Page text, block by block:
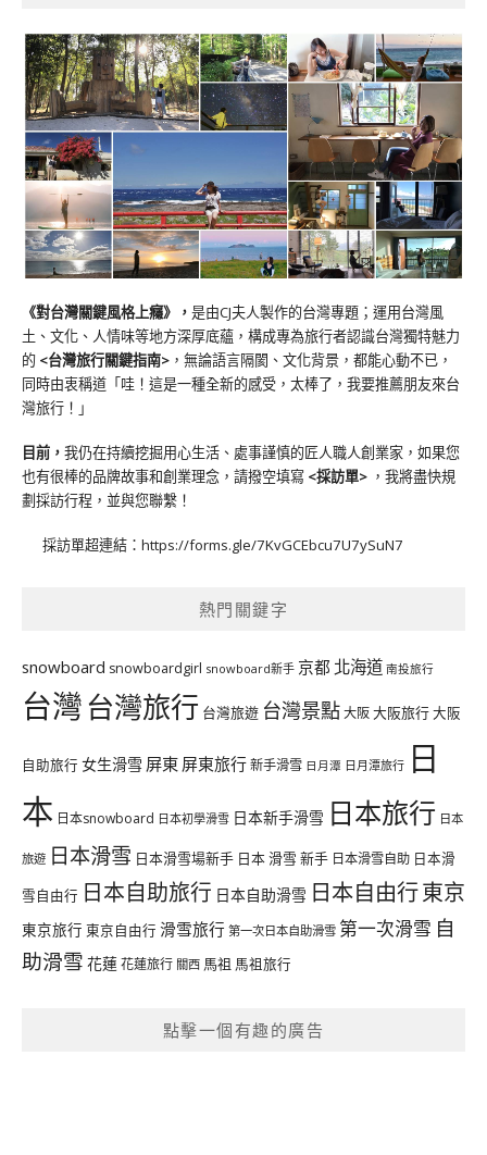
《對台灣關鍵風格上癮》 ， 是由CJ夫人製作的台灣專題；運用台灣風
土、文化、人情味等地方深厚底蘊，構成專為旅行者認識台灣獨特魅力
的 <台灣旅行關鍵指南> ，無論語言隔閡、文化背景，都能心動不已，
同時由衷稱道「哇！這是一種全新的感受，太棒了，我要推薦朋友來台
灣旅行！」
目前， 我仍在持續挖掘用心生活、處事謹慎的匠人職人創業家，如果您
也有很棒的品牌故事和創業理念，請撥空填寫 <採訪單> ，我將盡快規
劃採訪行程，並與您聯繫！
採訪單超連結： https://forms.gle/7KvGCEbcu7U7ySuN7
熱門關鍵字
snowboard snowboardgirl snowboard新手 京都 北海道 南投旅行
台灣台灣旅行 台灣旅遊 台灣景點大阪大阪旅行大阪
自助旅行 女生滑雪 屏東 屏東旅行新手滑雪 日月潭 日月潭旅行 日
本 日本snowboard 日本初學滑雪 日本新手滑雪 日本旅行 日本
旅遊 日本滑雪 日本滑雪場新手 日本 滑雪 新手 日本滑雪自助 日本滑
雪自由行 日本自助旅行 日本自助滑雪 日本自由行東京
東京旅行 東京自由行 滑雪旅行 第一次日本自助滑雪 第一次滑雪 自
助滑雪 花蓮花蓮旅行 關西 馬祖 馬祖旅行
點擊一個有趣的廣告